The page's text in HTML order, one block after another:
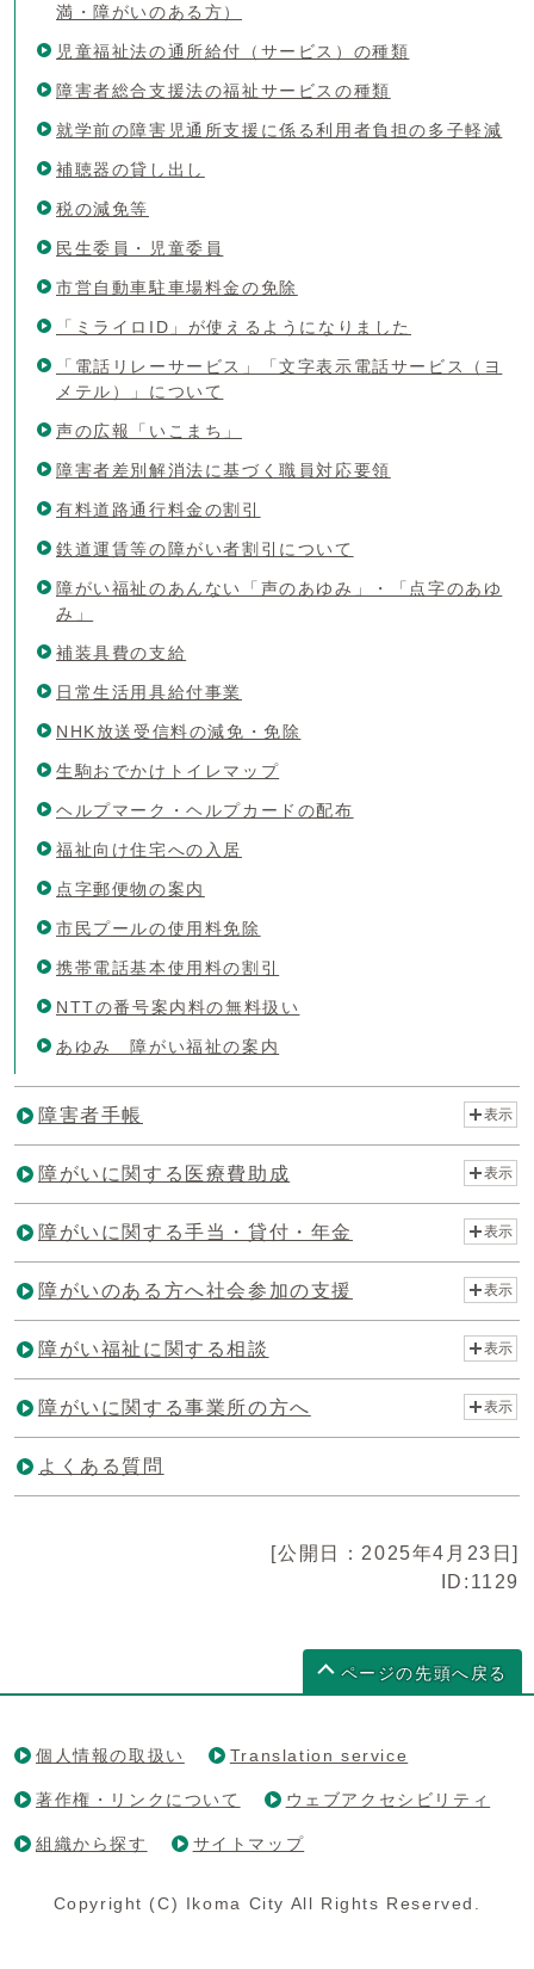
満・障がいのある方）
児童福祉法の通所給付（サービス）の種類
障害者総合支援法の福祉サービスの種類
就学前の障害児通所支援に係る利用者負担の多子軽減
補聴器の貸し出し
税の減免等
民生委員・児童委員
市営自動車駐車場料金の免除
「ミライロID」が使えるようになりました
「電話リレーサービス」「文字表示電話サービス（ヨ
メテル）」について
声の広報「いこまち」
障害者差別解消法に基づく職員対応要領
有料道路通行料金の割引
鉄道運賃等の障がい者割引について
障がい福祉のあんない「声のあゆみ」・「点字のあゆ
み」
補装具費の支給
日常生活用具給付事業
NHK放送受信料の減免・免除
生駒おでかけトイレマップ
ヘルプマーク・ヘルプカードの配布
福祉向け住宅への入居
点字郵便物の案内
市民プールの使用料免除
携帯電話基本使用料の割引
NTTの番号案内料の無料扱い
あゆみ 障がい福祉の案内
障害者手帳 表示
障がいに関する医療費助成 表示
障がいに関する手当・貸付・年金 表示
障がいのある方へ社会参加の支援 表示
障がい福祉に関する相談 表示
障がいに関する事業所の方へ 表示
よくある質問
[公開日：2025年4月23日]
ID:1129
ページの先頭へ戻る
個人情報の取扱い Translation service
著作権・リンクについて ウェブアクセシビリティ
組織から探す サイトマップ
Copyright (C) Ikoma City All Rights Reserved.